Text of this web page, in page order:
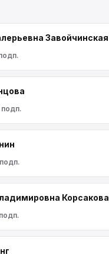
Завойчинская
подп.
подп.
Корсакова